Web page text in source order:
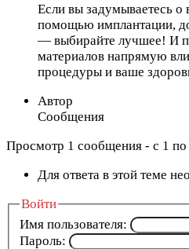
Если вы задумываетесь о
помощью имплантации,
— выбирайте лучшее! И
материалов напрямую
процедуры и ваше
Автор
Сообщения
Просмотр 1 сообщения - с 1 по
Для ответа в этой теме
Войти
Имя пользователя:
Пароль: